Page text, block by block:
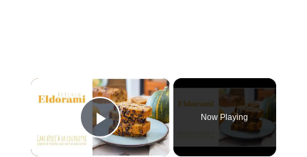
×
Play Video
Now Playing